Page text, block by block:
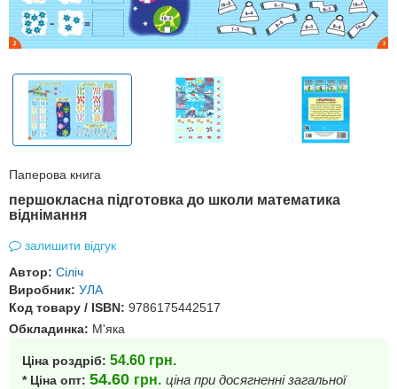
Паперова книга
першокласна підготовка до школи математика
віднімання
залишити відгук
Автор: Сіліч
Виробник: УЛА
Код товару / ISBN: 9786175442517
Обкладинка: М'яка
Ціна роздріб: 54.60 грн.
* Ціна опт: 54.60 грн. ціна при досягненні загальної